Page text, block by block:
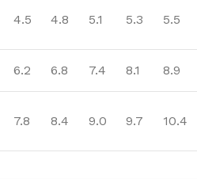
4.5 4.8 5.1 5.3 5.5
6.2 6.8 7.4 8.1 8.9
7.8 8.4 9.0 9.7 10.4